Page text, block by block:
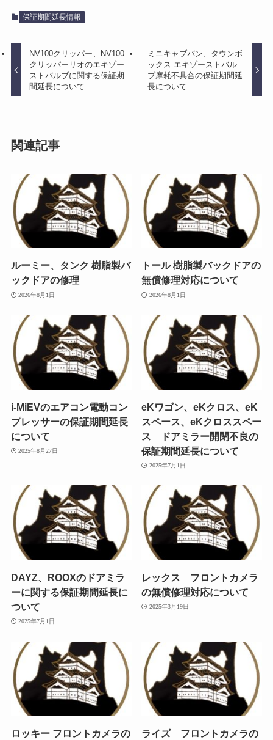
保証期間延長情報
NV100クリッパー、NV100
クリッパーリオのエキゾー
ストバルブに関する保証期
間延長について
ミニキャブバン、タウンボ
ックス エキゾーストバル
ブ摩耗不具合の保証期間延
長について
関連記事
ルーミー、タンク 樹脂製バ
ックドアの修理
2026年8月1日
トール 樹脂製バックドアの
無償修理対応について
2026年8月1日
i-MiEVのエアコン電動コン
プレッサーの保証期間延長
について
2025年8月27日
eKワゴン、eKクロス、eK
スペース、eKクロススペー
ス ドアミラー開閉不良の
保証期間延長について
2025年7月1日
DAYZ、ROOXのドアミラ
ーに関する保証期間延長に
ついて
2025年7月1日
レックス フロントカメラ
の無償修理対応について
2025年3月19日
ロッキー フロントカメラの
ライズ フロントカメラの